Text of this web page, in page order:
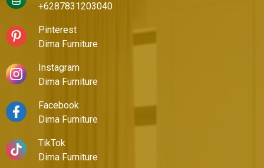
+6287831203040
Pinterest
Dima Furniture
Instagram
Dima Furniture
Facebook
Dima Furniture
TikTok
Dima Furniture